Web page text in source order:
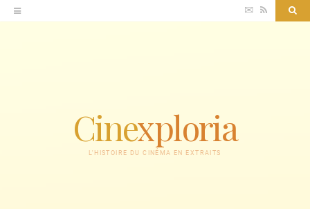
Accéder
au
✉ RSS
Cinexploria
L'HISTOIRE DU CINÉMA EN EXTRAITS